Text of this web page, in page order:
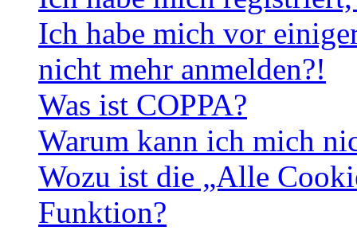
Ich habe mich vor
nicht mehr anmelden?!
Was ist COPPA?
Warum kann ich mich
Wozu ist die „Alle
Funktion?